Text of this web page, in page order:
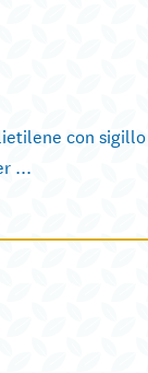
con
...